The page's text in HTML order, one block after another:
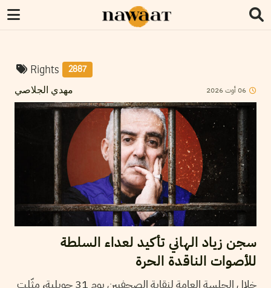
Rights 2887
مهدي الجلاصي 06أوت2026
سجن زياد الهاني تأكيد لعداء السلطة
للأصوات الناقدة الحرة
خلال الجلسة العامة لنقابة الصحفيين يوم 31 جويلية، مثّلت